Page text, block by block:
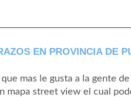
EN PROVINCIA DE
mas le gusta a la gente de
mapa street view el cual